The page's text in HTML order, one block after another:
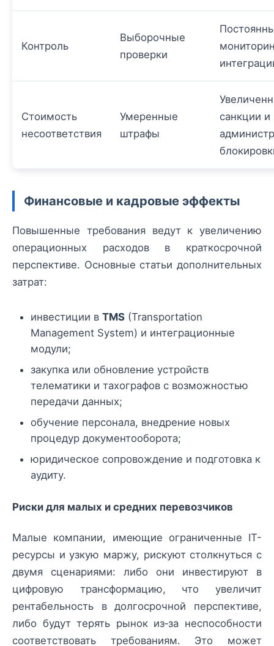
Контроль
Выборочные
проверки
Стоимость
несоответствия
Умеренные
штрафы
санкции и
Финансовые и кадровые эффекты
Повышенные требования ведут к увеличению
операционных расходов в краткосрочной
перспективе. Основные статьи дополнительных
затрат:
инвестиции в TMS (Transportation
Management System) и интеграционные
модули;
закупка или обновление устройств
телематики и тахографов с возможностью
передачи данных;
обучение персонала, внедрение новых
процедур документооборота;
юридическое сопровождение и подготовка к
аудиту.
Риски для малых и средних перевозчиков
Малые компании, имеющие ограниченные IT-
ресурсы и узкую маржу, рискуют столкнуться с
двумя сценариями: либо они инвестируют в
цифровую трансформацию, что увеличит
рентабельность в долгосрочной перспективе,
либо будут терять рынок из‑за неспособности
соответствовать требованиям. Это может